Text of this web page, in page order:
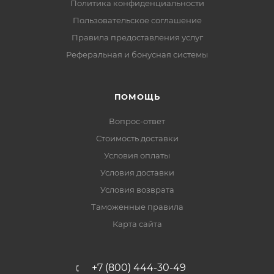
Политика конфиденциальности
Пользовательское соглашение
Правила предоставления услуг
Реферальная и бонусная системы
ПОМОЩЬ
Вопрос-ответ
Стоимость доставки
Условия оплаты
Условия доставки
Условия возврата
Таможенные правила
Карта сайта
+7 (800) 444-30-49